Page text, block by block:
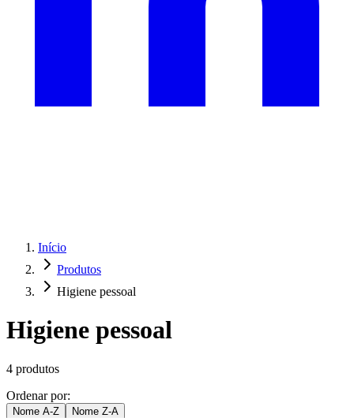
Trabalhe Conosco
Início
Produtos
Higiene pessoal
Higiene pessoal
4 produtos
Ordenar por:
Nome A-Z Nome Z-A